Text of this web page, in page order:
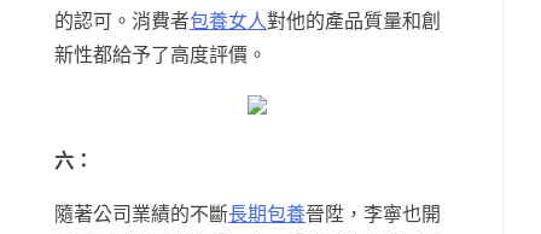
的認可。消費者包養女人對他的產品質量和創
新性都給予了高度評價。
六：
隨著公司業績的不斷長期包養晉陞，李寧也開